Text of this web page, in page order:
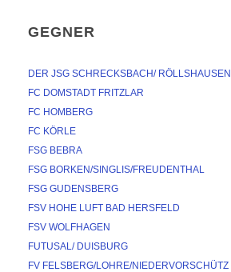
GEGNER
DER JSG SCHRECKSBACH/ RÖLLSHAUSEN
FC DOMSTADT FRITZLAR
FC HOMBERG
FC KÖRLE
FSG BEBRA
FSG BORKEN/SINGLIS/FREUDENTHAL
FSG GUDENSBERG
FSV HOHE LUFT BAD HERSFELD
FSV WOLFHAGEN
FUTUSAL/ DUISBURG
FV FELSBERG/LOHRE/NIEDERVORSCHÜTZ